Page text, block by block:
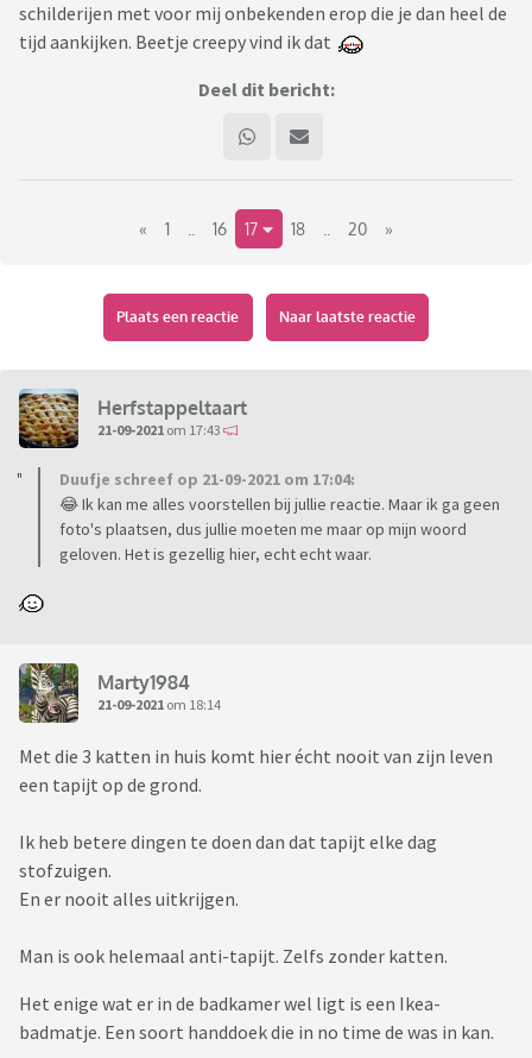
schilderijen met voor mij onbekenden erop die je dan heel de
tijd aankijken. Beetje creepy vind ik dat
Deel dit bericht:
« 1 16 17 18 20 »
Plaats een reactie Naar laatste reactie
Herfstappeltaart
21-09-2021 om 17:43
Duufje schreef op 21-09-2021 om 17:04:
😂 Ik kan me alles voorstellen bij jullie reactie. Maar ik ga geen
foto's plaatsen, dus jullie moeten me maar op mijn woord
geloven. Het is gezellig hier, echt echt waar.
Marty1984
21-09-2021 om 18:14
Met die 3 katten in huis komt hier écht nooit van zijn leven
een tapijt op de grond.
Ik heb betere dingen te doen dan dat tapijt elke dag
stofzuigen.
En er nooit alles uitkrijgen.
Man is ook helemaal anti-tapijt. Zelfs zonder katten.
Het enige wat er in de badkamer wel ligt is een Ikea-
badmatje. Een soort handdoek die in no time de was in kan.